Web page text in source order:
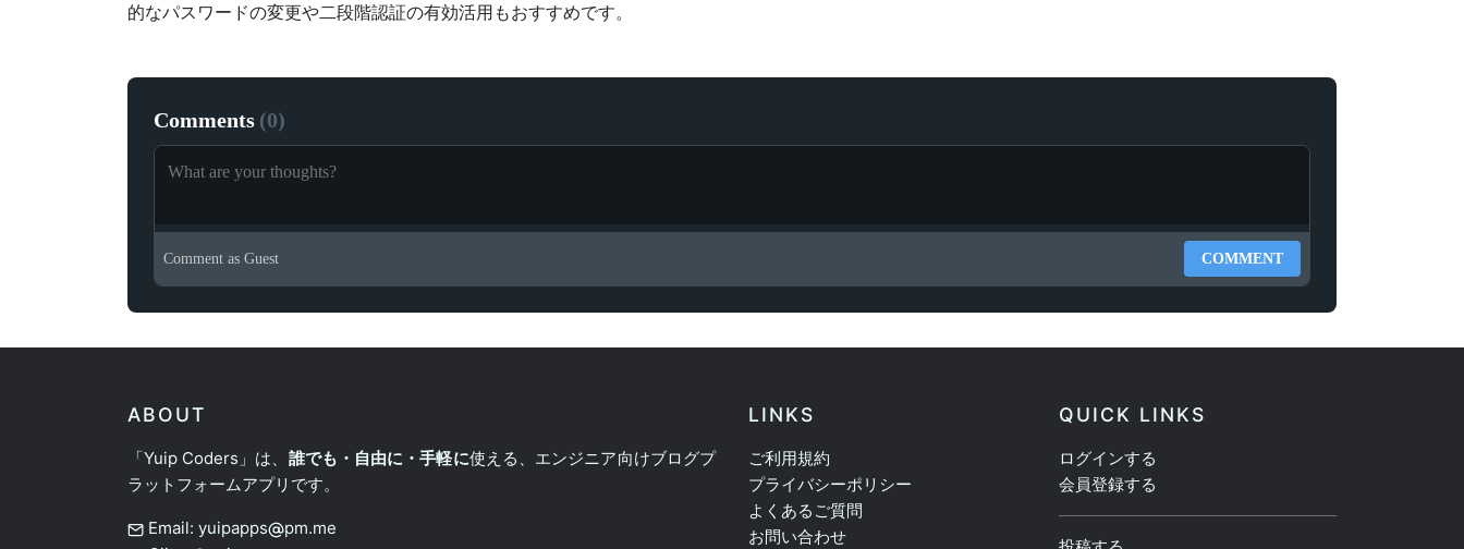
的なパスワードの変更や二段階認証の有効活用もおすすめです。
Comments (0)
Comment as Guest COMMENT
ABOUT
「Yuip Coders」は、 誰でも・自由に・手軽に使える、エンジニア向けブログプ
ラットフォームアプリです。
Email: yuipapps
pm.me
LINKS
ご利用規約
プライバシーポリシー
よくあるご質問
お問い合わせ
QUICK LINKS
ログインする
会員登録する